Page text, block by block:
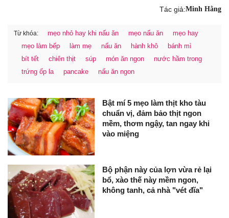
Tác giả:Minh Hằng
Từ khóa: mẹo nhỏ hay khi nấu ăn mẹo nấu ăn
mẹo hay
mẹo làm bếp
làm mẹ nấu ăn hành khô
bánh mì
bít tết
chiên thịt súp món ăn ngon
nước hầm trong
trứng ốp la
pancake nấu ăn ngon
Bật mí 5 mẹo làm thịt kho tàu
chuẩn vị, đảm bảo thịt ngon
mềm, thơm ngậy, tan ngay khi
vào miệng
Bộ phận này của lợn vừa rẻ lại
bổ, xào thế này mềm ngon,
không tanh, cả nhà "vét đĩa"